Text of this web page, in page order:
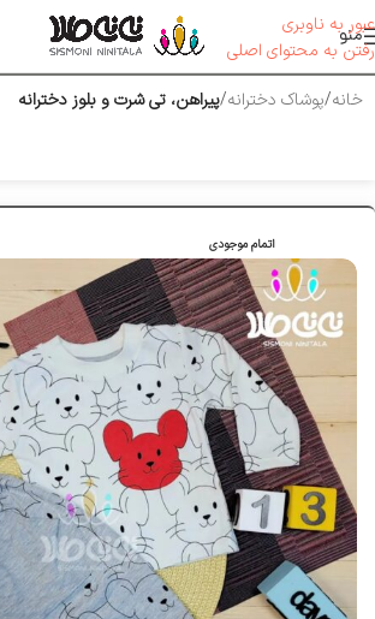
عبور به ناوبری
رفتن به محتوای اصلی
منو
خانه پوشاک دخترانه پیراهن، تی شرت و بلوز دخترانه
اتمام موجودی